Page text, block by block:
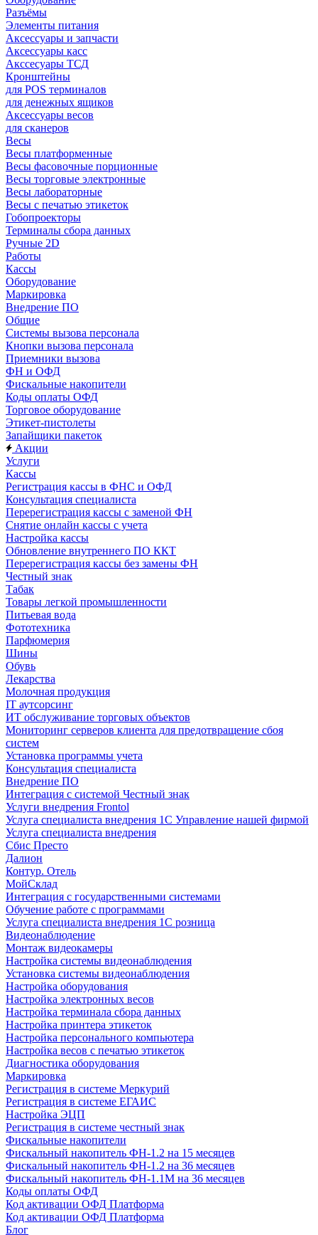
Разъёмы
Элементы питания
Аксессуары и запчасти
Аксессуары касс
Акссесуары ТСД
Кронштейны
для POS терминалов
для денежных ящиков
Аксессуары весов
для сканеров
Весы
Весы платформенные
Весы фасовочные порционные
Весы торговые электронные
Весы лабораторные
Весы с печатью этикеток
Гобопроекторы
Терминалы сбора данных
Ручные 2D
Работы
Кассы
Оборудование
Маркировка
Внедрение ПО
Общие
Системы вызова персонала
Кнопки вызова персонала
Приемники вызова
ФН и ОФД
Фискальные накопители
Коды оплаты ОФД
Торговое оборудование
Этикет-пистолеты
Запайщики пакеток
Акции
Услуги
Кассы
Регистрация кассы в ФНС и ОФД
Консультация специалиста
Перерегистрация кассы с заменой ФН
Снятие онлайн кассы с учета
Настройка кассы
Обновление внутреннего ПО ККТ
Перерегистрация кассы без замены ФН
Честный знак
Табак
Товары легкой промышленности
Питьевая вода
Фототехника
Парфюмерия
Шины
Обувь
Лекарства
Молочная продукция
IT аутсорсинг
ИТ обслуживание торговых объектов
Мониторинг серверов клиента для предотвращение сбоя
систем
Установка программы учета
Консультация специалиста
Внедрение ПО
Интеграция с системой Честный знак
Услуги внедрения Frontol
Услуга специалиста внедрения 1С Управление нашей фирмой
Услуга специалиста внедрения
Сбис Престо
Далион
Контур. Отель
МойСклад
Интеграция с государственными системами
Обучение работе с программами
Услуга специалиста внедрения 1С розница
Видеонаблюдение
Монтаж видеокамеры
Настройка системы видеонаблюдения
Установка системы видеонаблюдения
Настройка оборудования
Настройка электронных весов
Настройка терминала сбора данных
Настройка принтера этикеток
Настройка персонального компьютера
Настройка весов с печатью этикеток
Диагностика оборудования
Маркировка
Регистрация в системе Меркурий
Регистрация в системе ЕГАИС
Настройка ЭЦП
Регистрация в системе честный знак
Фискальные накопители
Фискальный накопитель ФН-1.2 на 15 месяцев
Фискальный накопитель ФН-1.2 на 36 месяцев
Фискальный накопитель ФН-1.1М на 36 месяцев
Коды оплаты ОФД
Код активации ОФД Платформа
Код активации ОФД Платформа
Блог